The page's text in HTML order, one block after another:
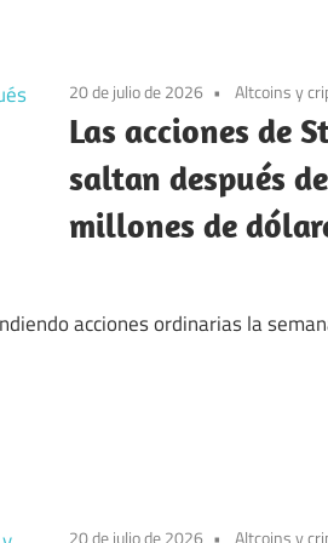
20 de julio de 2026 Altcoins y
Las acciones de
saltan después
millones de
acciones ordinarias la
20 de julio de 2026 Altcoins y